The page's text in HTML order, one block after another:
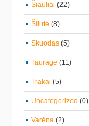
Šiauliai (22)
Šilutė (8)
Skuodas (5)
Tauragė (11)
Trakai (5)
Uncategorized (0)
Varėna (2)